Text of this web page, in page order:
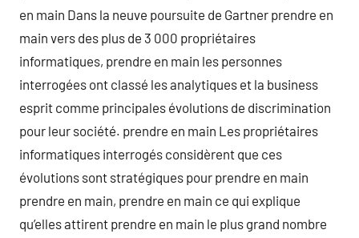
en main Dans la neuve poursuite de Gartner prendre en
main vers des plus de 3 000 propriétaires
informatiques, prendre en main les personnes
interrogées ont classé les analytiques et la business
esprit comme principales évolutions de discrimination
pour leur société. prendre en main Les propriétaires
informatiques interrogés considèrent que ces
évolutions sont stratégiques pour prendre en main
prendre en main, prendre en main ce qui explique
qu’elles attirent prendre en main le plus grand nombre